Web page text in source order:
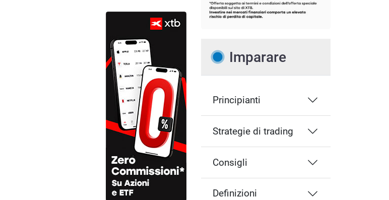
Imparare
Principianti
Strategie di trading
Consigli
Definizioni